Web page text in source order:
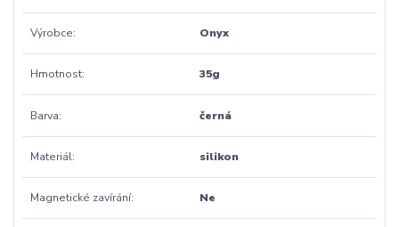
Výrobce Onyx
Hmotnost 35g
Barva černá
Materiál silikon
Magnetické zavírání Ne